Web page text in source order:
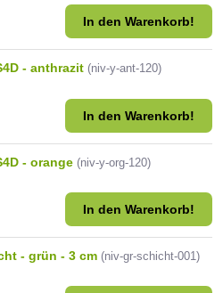
In den Warenkorb!
- anthrazit (niv-y-ant-120)
In den Warenkorb!
- orange (niv-y-org-120)
In den Warenkorb!
- grün - 3 cm (niv-gr-schicht-001)